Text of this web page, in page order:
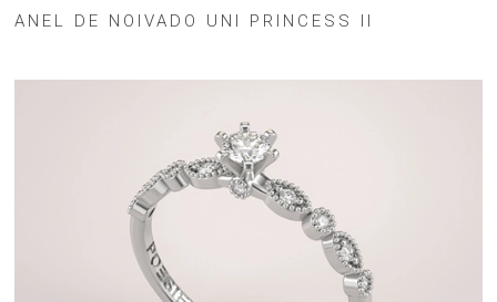
ANEL DE NOIVADO UNI PRINCESS II